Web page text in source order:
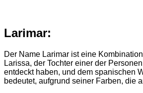
Larimar:
Der Name Larimar ist eine
Larissa, der Tochter einer der
entdeckt haben, und dem spanischen
bedeutet, aufgrund seiner Farben, die